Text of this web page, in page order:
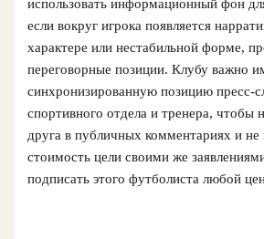
использовать информационный фон
если вокруг игрока появляется
характере или нестабильной форме,
переговорные позиции. Клубу важно
синхронизированную позицию пресс-
спортивного отдела и тренера, чтобы
друга в публичных комментариях и
стоимость цели своими же
подписать этого футболиста любой